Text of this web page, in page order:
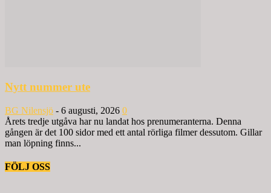
Nytt nummer ute
BG Nilensjö - 6 augusti, 2026 0
Årets tredje utgåva har nu landat hos prenumeranterna. Denna
gången är det 100 sidor med ett antal rörliga filmer dessutom. Gillar
man löpning finns...
FÖLJ OSS